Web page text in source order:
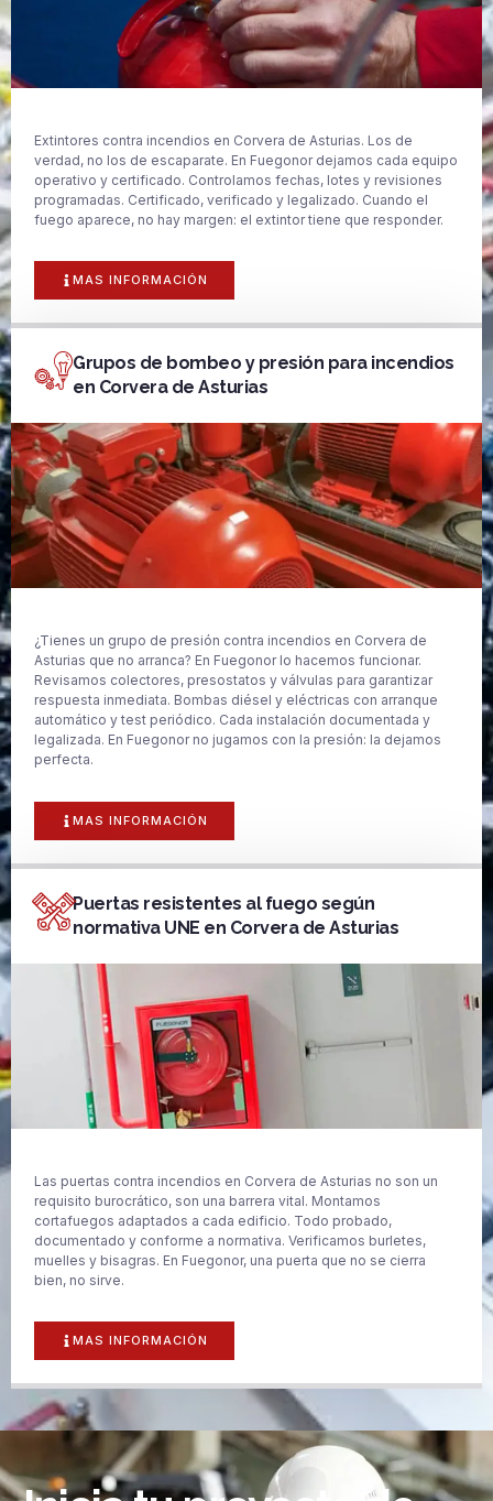
Extintores contra incendios en Corvera de Asturias. Los de
verdad, no los de escaparate. En Fuegonor dejamos cada equipo
operativo y certificado. Controlamos fechas, lotes y revisiones
programadas. Certificado, verificado y legalizado. Cuando el
fuego aparece, no hay margen: el extintor tiene que responder.
MAS INFORMACIÓN
Grupos de bombeo y presión para incendios
en Corvera de Asturias
¿Tienes un grupo de presión contra incendios en Corvera de
Asturias que no arranca? En Fuegonor lo hacemos funcionar.
Revisamos colectores, presostatos y válvulas para garantizar
respuesta inmediata. Bombas diésel y eléctricas con arranque
automático y test periódico. Cada instalación documentada y
legalizada. En Fuegonor no jugamos con la presión: la dejamos
perfecta.
MAS INFORMACIÓN
Puertas resistentes al fuego según
normativa UNE en Corvera de Asturias
Las puertas contra incendios en Corvera de Asturias no son un
requisito burocrático, son una barrera vital. Montamos
cortafuegos adaptados a cada edificio. Todo probado,
documentado y conforme a normativa. Verificamos burletes,
muelles y bisagras. En Fuegonor, una puerta que no se cierra
bien, no sirve.
MAS INFORMACIÓN